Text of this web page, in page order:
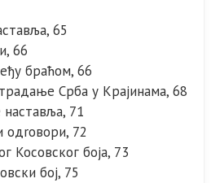
65
66
браћом, 66
Срба у Крајинама, 68
71
одrовори, 72
Косовског боја, 73
бој, 75